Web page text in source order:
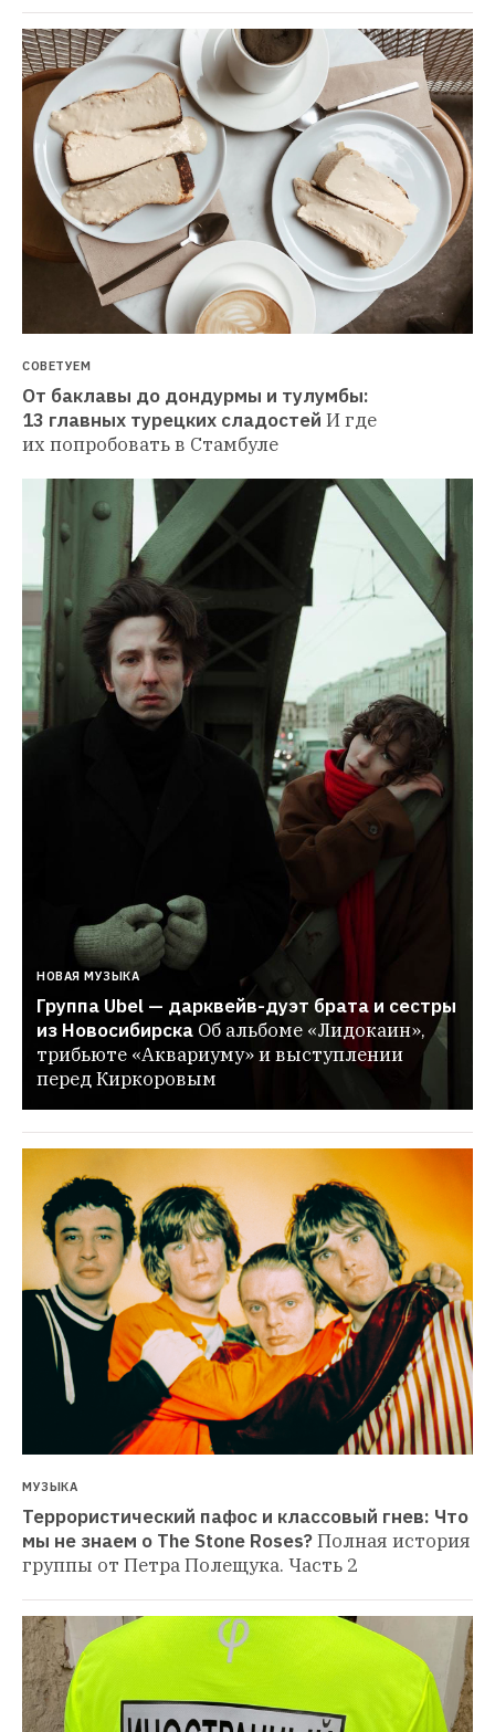
СОВЕТУЕМ
От баклавы до дондурмы и тулумбы:
13 главных турецких сладостей И где
их попробовать в Стамбуле
НОВАЯ МУЗЫКА
Группа Ubel — дарквейв-дуэт брата и сестры
из Новосибирска Об альбоме «Лидокаин»,
трибьюте «Аквариуму» и выступлении
перед Киркоровым
МУЗЫКА
Террористический пафос и классовый гнев: Что
мы не знаем о The Stone Roses?Полная история
группы от Петра Полещука. Часть 2